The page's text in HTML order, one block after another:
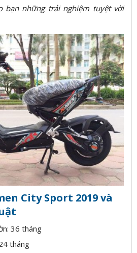
bạn những trải nghiệm tuyệt vời
City Sport 2019 và
36 tháng
tháng